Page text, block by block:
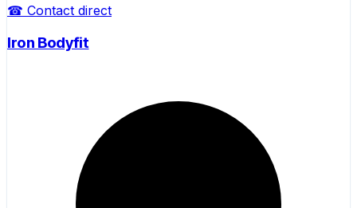
☎ Contact direct
Iron Bodyfit